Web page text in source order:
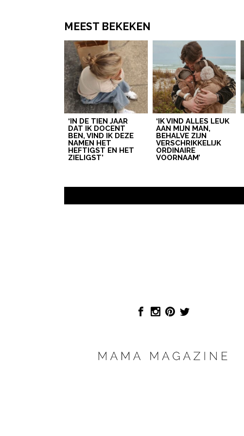
MEEST BEKEKEN
‘IN DE TIEN JAAR
DAT IK DOCENT
BEN, VIND IK DEZE
NAMEN HET
HEFTIGST EN HET
ZIELIGST’
‘IK VIND ALLES LEUK
AAN MIJN MAN,
BEHALVE ZIJN
VERSCHRIKKELIJK
ORDINAIRE
VOORNAAM’